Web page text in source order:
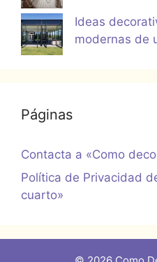
Ideas
modernas de
Páginas
Contacta a «Como
Política de Privacidad
cuarto»